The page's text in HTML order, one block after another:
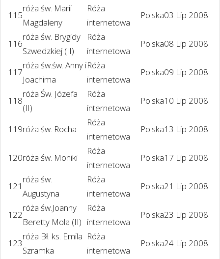
115
róża św. Marii
Magdaleny
Róża
internetowa
Polska03 Lip 2008
116
róża św. Brygidy
Szwedzkiej (II)
Róża
internetowa
Polska08 Lip 2008
117
róża św.św. Anny i
Joachima
Róża
internetowa
Polska09 Lip 2008
118
róża Św. Józefa
(II)
Róża
internetowa
Polska10 Lip 2008
119róża św. Rocha
Róża
internetowa
Polska13 Lip 2008
120róża św. Moniki
Róża
internetowa
Polska17 Lip 2008
121
róża św.
Augustyna
Róża
internetowa
Polska21 Lip 2008
122
róża św.Joanny
Beretty Mola (II)
Róża
internetowa
Polska23 Lip 2008
123
róża Bł. ks. Emila
Szramka
Róża
internetowa
Polska24 Lip 2008